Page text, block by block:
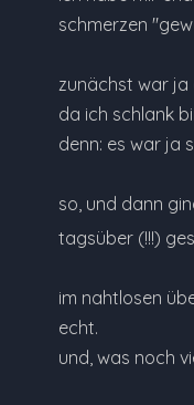
schmerzen
zunächst war ja
da ich schlank
denn: es war ja
so, und dann
tagsüber (!!!)
im nahtlosen
echt.
und, was noch